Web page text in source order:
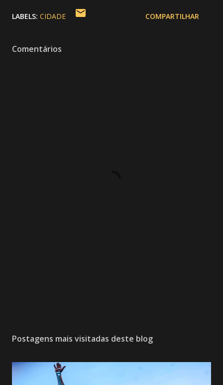
LABELS: CIDADE COMPARTILHAR
Comentários
Postagens mais visitadas deste blog